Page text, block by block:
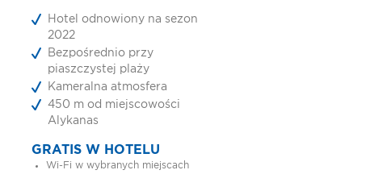
Hotel odnowiony na sezon
2022
Bezpośrednio przy
piaszczystej plaży
Kameralna atmosfera
450 m od miejscowości
Alykanas
GRATIS W HOTELU
Wi-Fi w wybranych miejscach